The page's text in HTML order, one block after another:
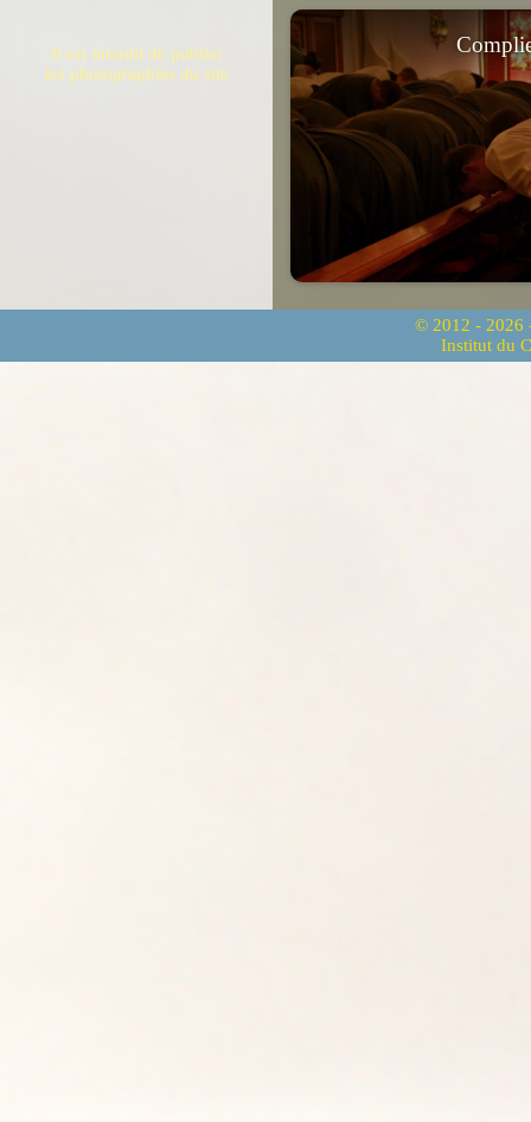
Il est interdit de publier
les photographies du site
© 2012 -
Institut du